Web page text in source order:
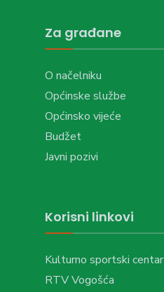
Za građane
O načelniku
Općinske službe
Općinsko vijeće
Budžet
Javni pozivi
Korisni linkovi
Kulturno sportski centar
RTV Vogošća